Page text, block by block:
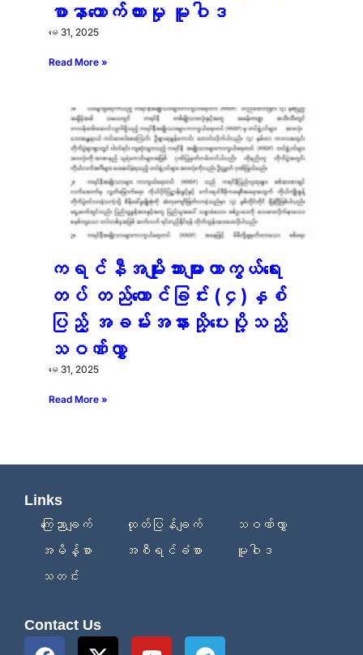
စာနာထောက်ထားမှု မူဝါဒ
မေ 31, 2025
Read More »
ကရင်နီအမျိုးသားများကာကွယ်ရေး
တပ် တည်ထောင်ခြင်း (၄)နှစ်
ပြည့် အခမ်းအနားသို့ပေးပို့သည့်
သဝဏ်လွှာ
မေ 31, 2025
Read More »
Links
ကြေညာချက်
ထုတ်ပြန်ချက်
သဝဏ်လွှာ
အမိန့်စာ
အစီရင်ခံစာ
မူဝါဒ
သတင်း
Contact Us